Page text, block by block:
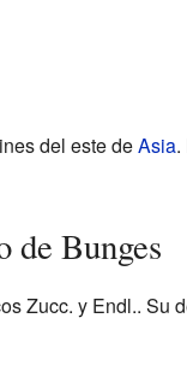
del este deAsia.
Bunges
Zucc. y Endl.. Su